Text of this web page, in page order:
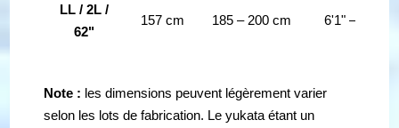
LL / 2L /
62"
157 cm 185 – 200 cm 6'1" – 6'7"
Note : les dimensions peuvent légèrement varier
selon les lots de fabrication. Le yukata étant un